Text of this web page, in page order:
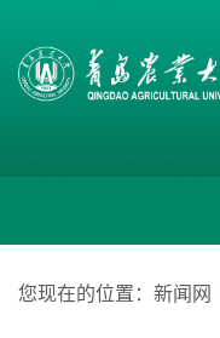
您现在的位置： 新闻网